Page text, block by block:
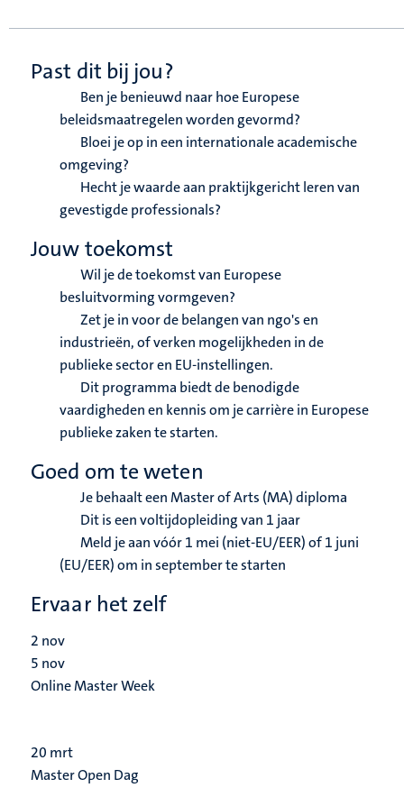
Past dit bij jou?
Ben je benieuwd naar hoe Europese
beleidsmaatregelen worden gevormd?
Bloei je op in een internationale academische
omgeving?
Hecht je waarde aan praktijkgericht leren van
gevestigde professionals?
Jouw toekomst
Wil je de toekomst van Europese
besluitvorming vormgeven?
Zet je in voor de belangen van ngo's en
industrieën, of verken mogelijkheden in de
publieke sector en EU-instellingen.
Dit programma biedt de benodigde
vaardigheden en kennis om je carrière in Europese
publieke zaken te starten.
Goed om te weten
Je behaalt een Master of Arts (MA) diploma
Dit is een voltijdopleiding van 1 jaar
Meld je aan vóór 1 mei (niet-EU/EER) of 1 juni
(EU/EER) om in september te starten
Ervaar het zelf
2 nov
5 nov
Online Master Week
20 mrt
Master Open Dag